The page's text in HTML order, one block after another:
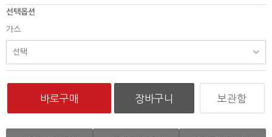
선택옵션
가스
보관함